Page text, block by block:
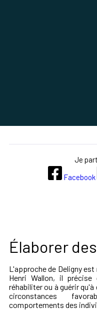
Élaborer
L'approche de Deligny
Henri Wallon, il
réhabiliter ou à guérir
circonstances
comportements des
Je
Facebook